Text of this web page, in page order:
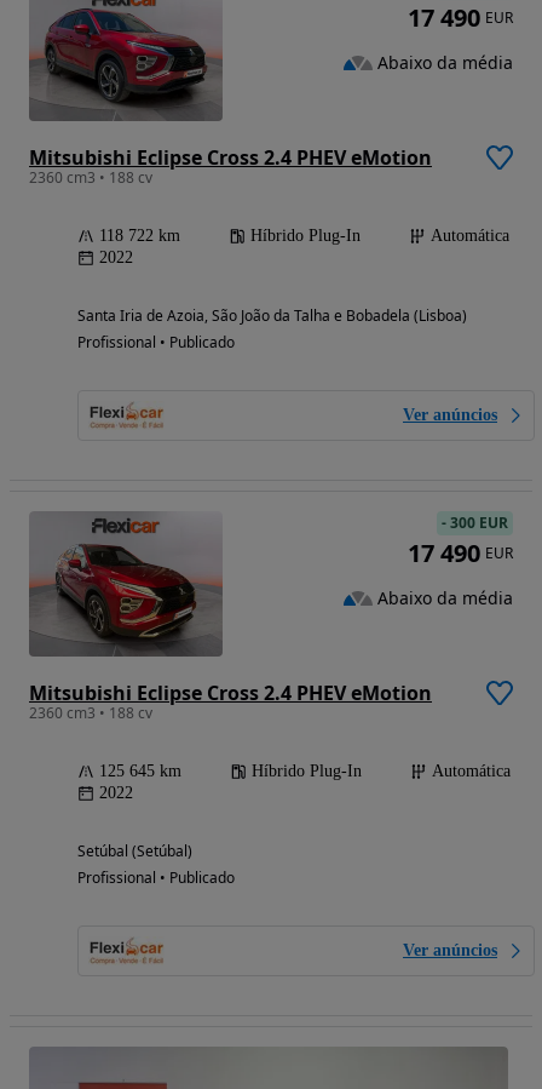
Mitsubishi Eclipse Cross 2.4 PHEV eMotion
2360 cm3 • 188 cv
118 722 km Híbrido Plug-In
Automática
2022
Santa Iria de Azoia, São João da Talha e Bobadela (Lisboa)
Profissional • Publicado
Ver anúncios
17 490 EUR
Abaixo da média
Mitsubishi Eclipse Cross 2.4 PHEV eMotion
2360 cm3 • 188 cv
125 645 km Híbrido Plug-In
Automática
2022
Setúbal (Setúbal)
Profissional • Publicado
Ver anúncios
-300 EUR
17 490 EUR
Abaixo da média